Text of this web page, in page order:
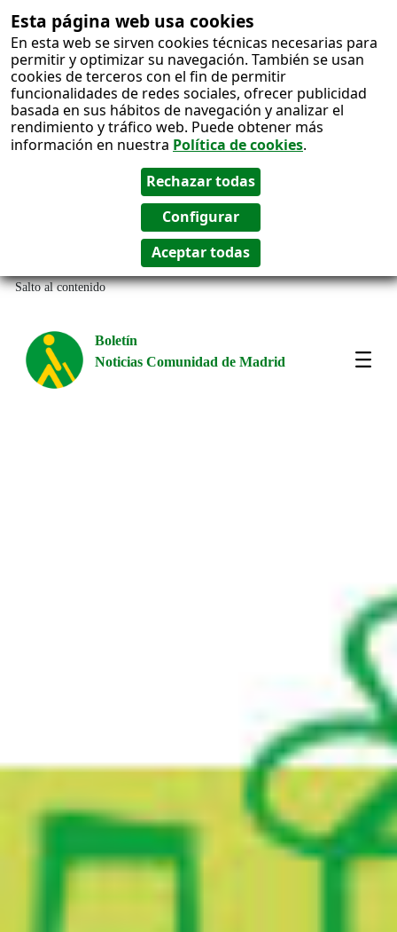
Esta página web usa cookies
En esta web se sirven cookies técnicas necesarias para
permitir y optimizar su navegación. También se usan
cookies de terceros con el fin de permitir
funcionalidades de redes sociales, ofrecer publicidad
basada en sus hábitos de navegación y analizar el
rendimiento y tráfico web. Puede obtener más
información en nuestra Política de cookies.
Salto al contenido
Boletín
Noticias Comunidad de Madrid